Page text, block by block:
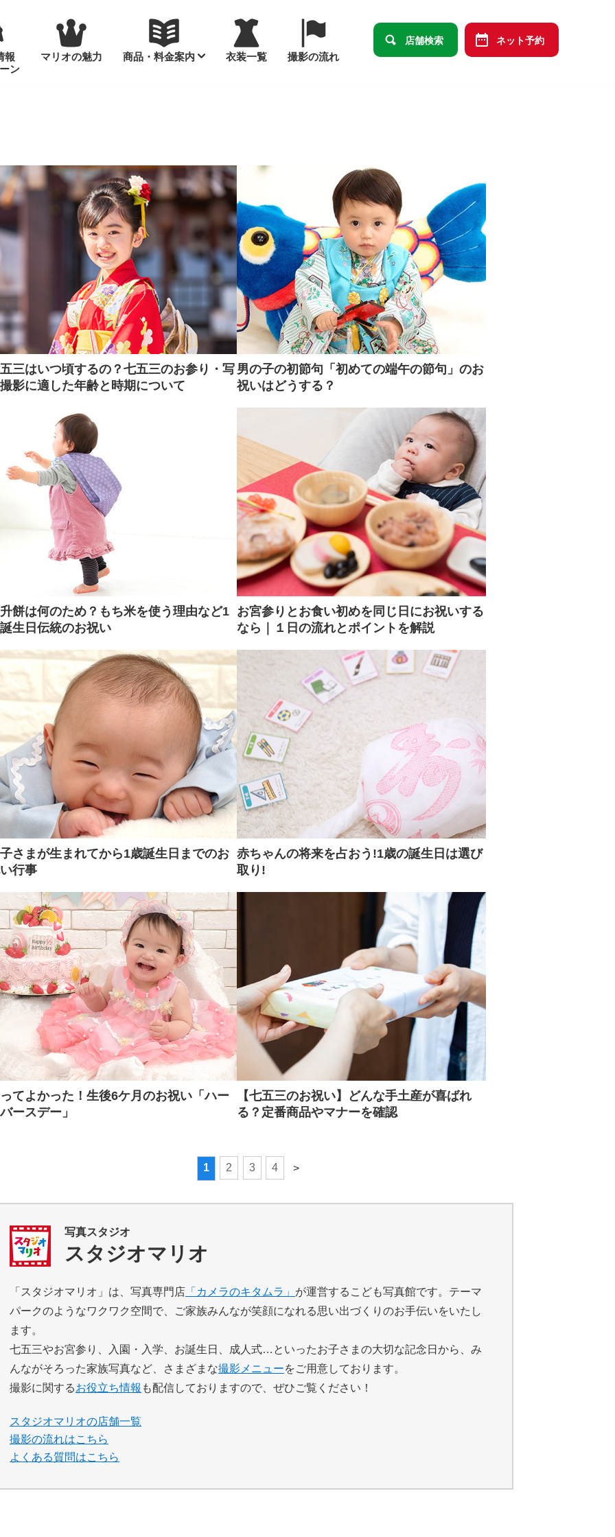
報
ン
マリオの魅力 商品・料金案内 衣装一覧 撮影の流れ
店舗検索 ネット予約
三はいつ頃するの？七五三のお参り・写
影に適した年齢と時期について
男の子の初節句「初めての端午の節句」のお
祝いはどうする？
餅は何のため？もち米を使う理由など1
生日伝統のお祝い
お宮参りとお食い初めを同じ日にお祝いする
なら｜１日の流れとポイントを解説
さまが生まれてから1歳誕生日までのお
行事
赤ちゃんの将来を占おう!1歳の誕生日は選び
取り!
てよかった！生後6ケ月のお祝い「ハー
ースデー」
【七五三のお祝い】どんな手土産が喜ばれ
る？定番商品やマナーを確認
1 2 3 4 >
写真スタジオ
スタジオマリオ
「スタジオマリオ」は、写真専門店 「カメラのキタムラ」 が運営するこども写真館です。テーマ
パークのようなワクワク空間で、ご家族みんなが笑顔になれる思い出づくりのお手伝いをいたし
ます。
七五三やお宮参り、入園・入学、お誕生日、成人式…といったお子さまの大切な記念日から、み
んながそろった家族写真など、さまざまな撮影メニューをご用意しております。
撮影に関するお役立ち情報 も配信しておりますので、ぜひご覧ください！
スタジオマリオの店舗一覧
撮影の流れはこちら
よくある質問はこちら